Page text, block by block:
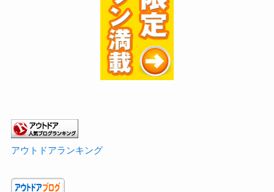
アウトドアランキング